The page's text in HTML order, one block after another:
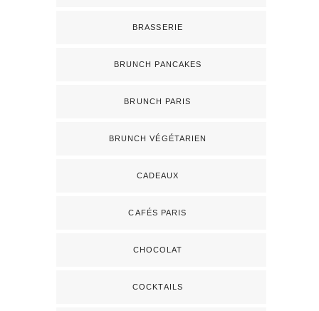
BRASSERIE
BRUNCH PANCAKES
BRUNCH PARIS
BRUNCH VÉGÉTARIEN
CADEAUX
CAFÉS PARIS
CHOCOLAT
COCKTAILS